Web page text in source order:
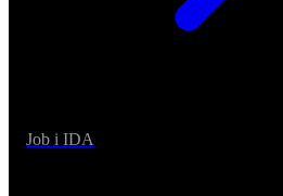
Job i IDA